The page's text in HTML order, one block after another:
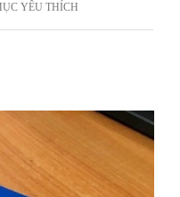
YÊU THÍCH